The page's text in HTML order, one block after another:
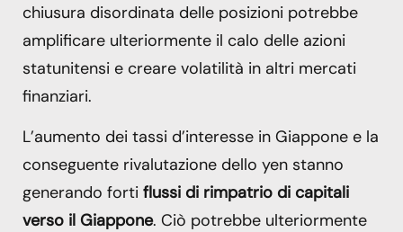
chiusura disordinata delle posizioni potrebbe
amplificare ulteriormente il calo delle azioni
statunitensi e creare volatilità in altri mercati
finanziari.
L’aumento dei tassi d’interesse in Giappone e la
conseguente rivalutazione dello yen stanno
generando forti flussi di rimpatrio di capitali
verso il Giappone. Ciò potrebbe ulteriormente